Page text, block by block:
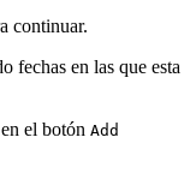
continuar.
fechas en las que esta
el botón Add